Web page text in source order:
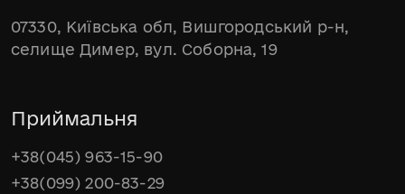
07330, Київська обл, Вишгородський р-н,
селище Димер, вул. Соборна, 19
Приймальня
+38(045) 963-15-90
+38(099) 200-83-29